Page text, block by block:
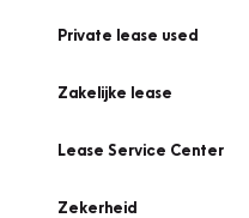
Private lease used
Zakelijke lease
Lease Service Center
Zekerheid